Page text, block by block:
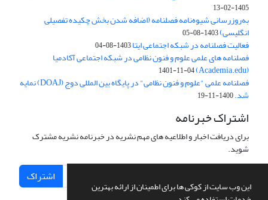
این وب سایت از کوکی ها برای اطمینان از ارائه بهترین
1405-02-13
به‌روزرسانی شیوه‌نامه فصلنامه (اضافه شدن بخش چکیده تفصیلی
انگلیسی)1403-08-05
فعالیت فصلنامه در شبکه اجتماعی ایتا1403-08-04
فصلنامه های علمی علوم و فنون نظامی در شبکه اجتماعی آکادمیا
(Academia.edu)
1401-11-04
فصلنامه علمی "علوم و فنون نظامی" در پایگاه بین المللی دوج (DOAJ) نمایه
شد.1400-11-19
اشتراک خبرنامه
برای دریافت اخبار و اطلاعیه های مهم نشریه در خبرنامه نشریه مشترک
شوید.
اشتراک